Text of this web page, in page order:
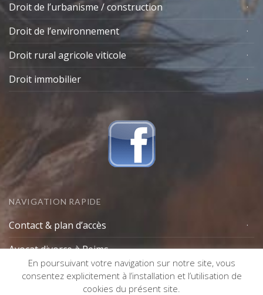
Droit de l’urbanisme / construction
Droit de l’environnement
Droit rural agricole viticole
Droit immobilier
NAVIGATION RAPIDE
Contact & plan d’accès
Avocat divorce à Reims
Lexique avocat
En poursuivant votre navigation sur notre site, vous
consentez explicitement à l’installation et l’utilisation de
cookies du présent site.